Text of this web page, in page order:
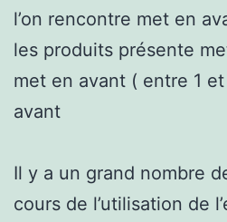
l’on rencontre met en
les produits présente
met en avant ( entre 1
avant
Il y a un grand nombre
cours de l’utilisation de